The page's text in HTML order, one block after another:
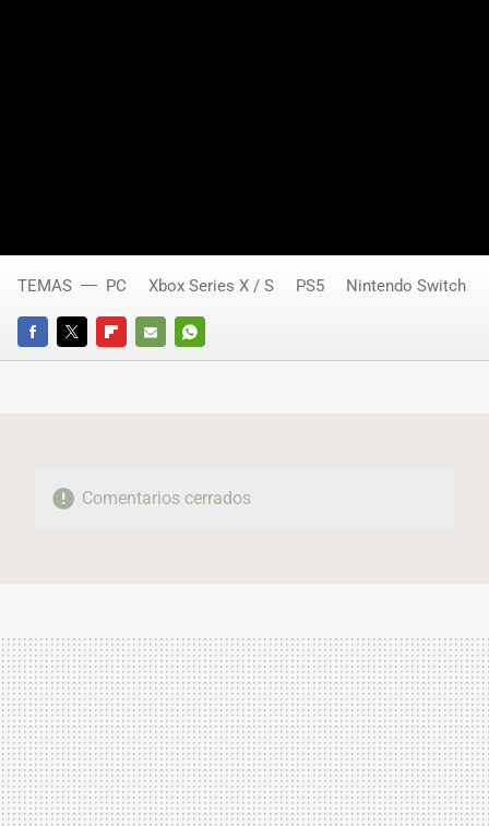
FACEBOOKTWITTERFLIPBOARD
E-
WHATSAPP
TEMAS PC Xbox Series X / S PS5 Nintendo Switch
Comentarios cerrados